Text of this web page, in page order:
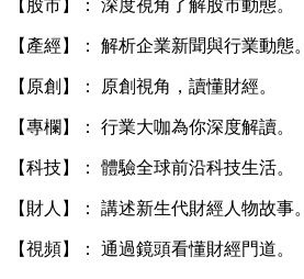
【股市】： 深度視角了解股市動態。
【產經】： 解析企業新聞與行業動態。
【原創】： 原創視角，讀懂財經。
【專欄】： 行業大咖為你深度解讀。
【科技】： 體驗全球前沿科技生活。
【財人】： 講述新生代財經人物故事。
【視頻】： 通過鏡頭看懂財經門道。